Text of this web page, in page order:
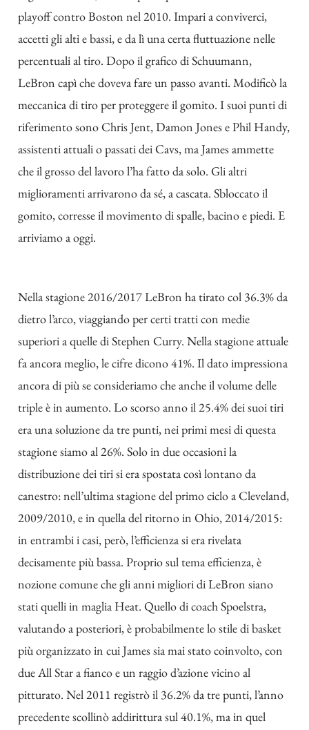
playoff contro Boston nel 2010. Impari a conviverci,
accetti gli alti e bassi, e da lì una certa fluttuazione nelle
percentuali al tiro. Dopo il grafico di Schuumann,
LeBron capì che doveva fare un passo avanti. Modificò la
meccanica di tiro per proteggere il gomito. I suoi punti di
riferimento sono Chris Jent, Damon Jones e Phil Handy,
assistenti attuali o passati dei Cavs, ma James ammette
che il grosso del lavoro l’ha fatto da solo. Gli altri
miglioramenti arrivarono da sé, a cascata. Sbloccato il
gomito, corresse il movimento di spalle, bacino e piedi. E
arriviamo a oggi.
Nella stagione 2016/2017 LeBron ha tirato col 36.3% da
dietro l’arco, viaggiando per certi tratti con medie
superiori a quelle di Stephen Curry. Nella stagione attuale
fa ancora meglio, le cifre dicono 41%. Il dato impressiona
ancora di più se consideriamo che anche il volume delle
triple è in aumento. Lo scorso anno il 25.4% dei suoi tiri
era una soluzione da tre punti, nei primi mesi di questa
stagione siamo al 26%. Solo in due occasioni la
distribuzione dei tiri si era spostata così lontano da
canestro: nell’ultima stagione del primo ciclo a Cleveland,
2009/2010, e in quella del ritorno in Ohio, 2014/2015:
in entrambi i casi, però, l’efficienza si era rivelata
decisamente più bassa. Proprio sul tema efficienza, è
nozione comune che gli anni migliori di LeBron siano
stati quelli in maglia Heat. Quello di coach Spoelstra,
valutando a posteriori, è probabilmente lo stile di basket
più organizzato in cui James sia mai stato coinvolto, con
due All Star a fianco e un raggio d’azione vicino al
pitturato. Nel 2011 registrò il 36.2% da tre punti, l’anno
precedente scollinò addirittura sul 40.1%, ma in quel